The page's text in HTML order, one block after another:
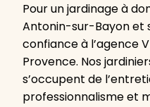
Pour un jardinage à
Antonin-sur-Bayon et
confiance à l’agence
Provence. Nos
s’occupent de
professionnalisme et